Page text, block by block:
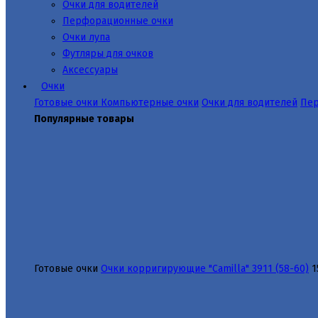
Очки для водителей
Перфорационные очки
Очки лупа
Футляры для очков
Аксессуары
Очки
Готовые очки Компьютерные очки Очки для водителей
Популярные товары
Готовые очки Очки корригирующие "Camilla" 3911 (58-60)